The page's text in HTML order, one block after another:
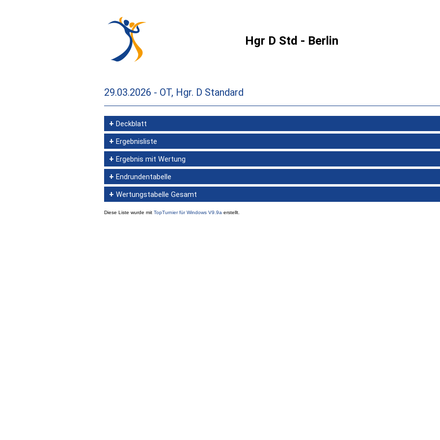
Hgr D Std - Berlin
29.03.2026 - OT, Hgr. D Standard
+ Deckblatt
+ Ergebnisliste
+ Ergebnis mit Wertung
+ Endrundentabelle
+ Wertungstabelle Gesamt
Diese Liste wurde mit TopTurnier für Windows V9.9a erstellt.